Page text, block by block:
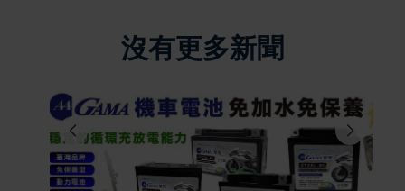
沒有更多新聞